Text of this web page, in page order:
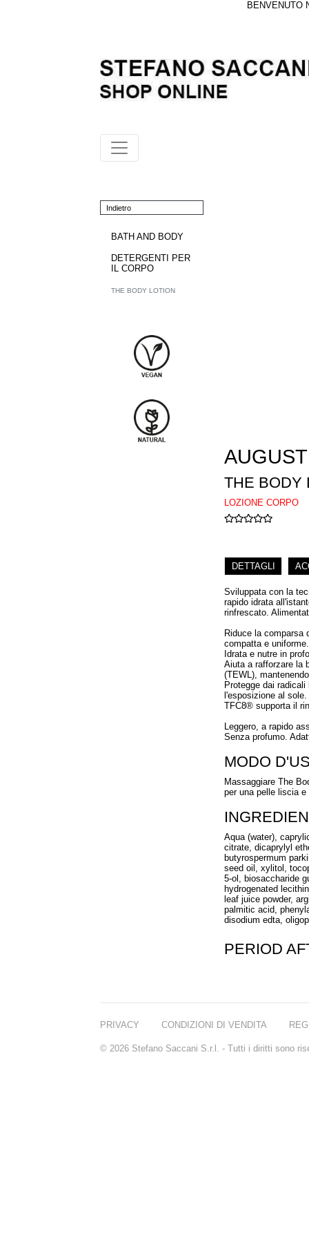
BENVENUTO
Indietro
BATH AND BODY
DETERGENTI PER
IL CORPO
THE BODY LOTION
THE BODY
LOZIONE CORPO
DETTAGLI
Sviluppata con la
rapido idrata
rinfrescato.
Riduce la comparsa
compatta e uniforme.
Idrata e nutre in
Aiuta a rafforzare la
(TEWL),
Protegge dai
l'esposizione al sole.
TFC8® supporta il
Leggero, a rapido
Senza profumo.
MODO
Massaggiare The
per una pelle liscia
Aqua (water),
citrate, dicaprylyl
butyrospermum
seed oil, xylitol,
5-ol, biosaccharide
hydrogenated
leaf juice powder,
palmitic acid,
disodium edta,
PERIOD
PRIVACY CONDIZIONI DI VENDITA
© 2026 Stefano Saccani S.r.l. - Tutti i diritti sono